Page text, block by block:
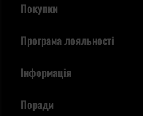
Покупки
Способи оплати
Статус замовлення
Програма лояльності
Увійдіть в систему
Інформація
Поради